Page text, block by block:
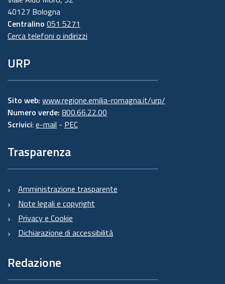
40127 Bologna
Centralino 051 5271
Cerca telefoni o indirizzi
URP
Sito web: www.regione.emilia-romagna.it/urp/
Numero verde: 800.66.22.00
Scrivici: e-mail - PEC
Trasparenza
Amministrazione trasparente
Note legali e copyright
Privacy e Cookie
Dichiarazione di accessibilità
Redazione